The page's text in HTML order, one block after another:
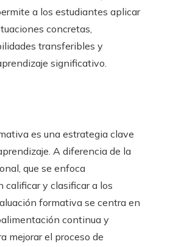
a los estudiantes aplicar
concretas,
transferibles y
significativo.
es una estrategia clave
A diferencia de la
que se enfoca
calificar y clasificar a los
formativa se centra en
continua y
mejorar el proceso de